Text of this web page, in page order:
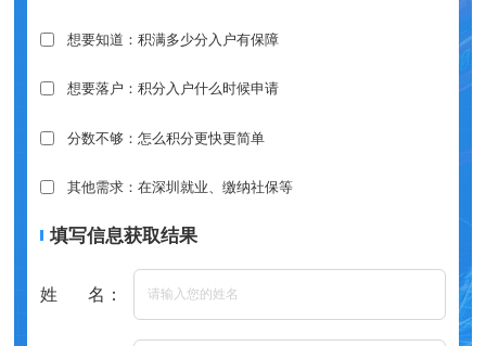
想要知道：积满多少分入户有保障
想要落户：积分入户什么时候申请
分数不够：怎么积分更快更简单
其他需求：在深圳就业、缴纳社保等
填写信息获取结果
姓 名：